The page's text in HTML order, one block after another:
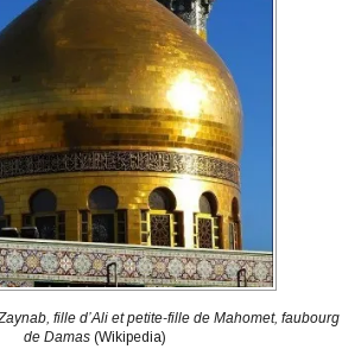
fille d’Ali et petite-fille de Mahomet, faubourg
de Damas (Wikipedia)